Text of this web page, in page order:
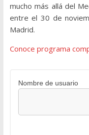
mucho más allá del
entre el 30 de
Madrid.
Conoce programa
Nombre de usuario